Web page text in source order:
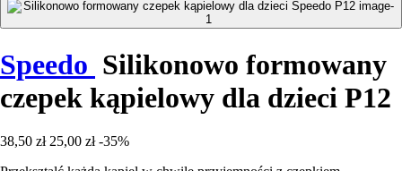
Speedo Silikonowo formowany
czepek kąpielowy dla dzieci P12
38,50 zł 25,00 zł -35%